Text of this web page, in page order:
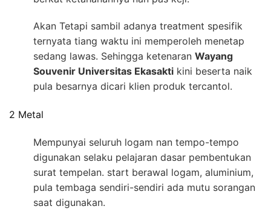
Akan Tetapi sambil adanya treatment spesifik
ternyata tiang waktu ini memperoleh menetap
sedang lawas. Sehingga ketenaran Wayang
Souvenir Universitas Ekasakti kini beserta naik
pula besarnya dicari klien produk tercantol.
2 Metal
Mempunyai seluruh logam nan tempo-tempo
digunakan selaku pelajaran dasar pembentukan
surat tempelan. start berawal logam, aluminium,
pula tembaga sendiri-sendiri ada mutu sorangan
saat digunakan.